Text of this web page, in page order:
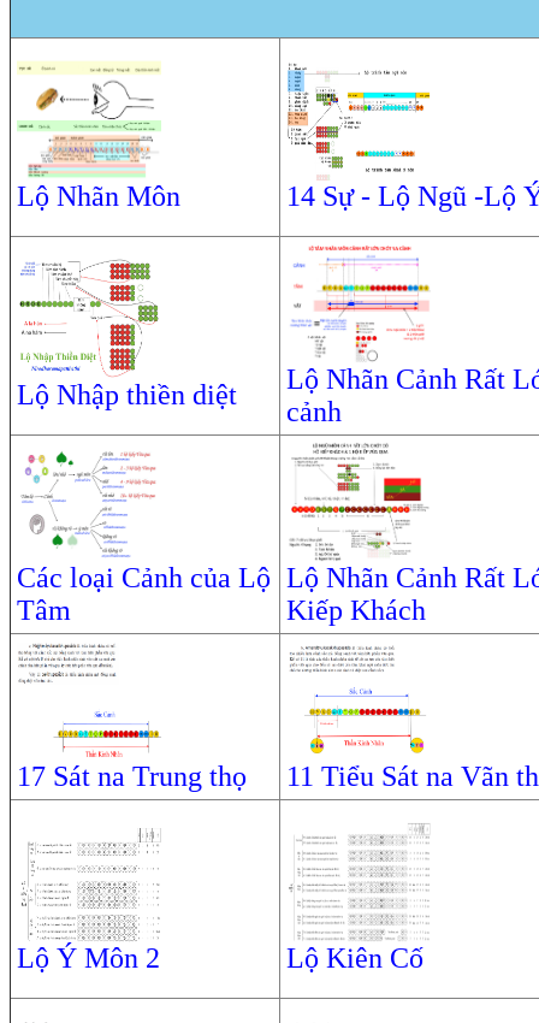
Lộ Nhãn Môn 14 Sự - Lộ Ngũ -Lộ
Lộ Nhập thiền diệt
Lộ Nhãn Cảnh Rất
cảnh
Các loại Cảnh của Lộ
Tâm
Lộ Nhãn Cảnh Rất
Kiếp Khách
17 Sát na Trung thọ 11 Tiểu Sát na Vãn
Lộ Ý Môn 2 Lộ Kiên Cố